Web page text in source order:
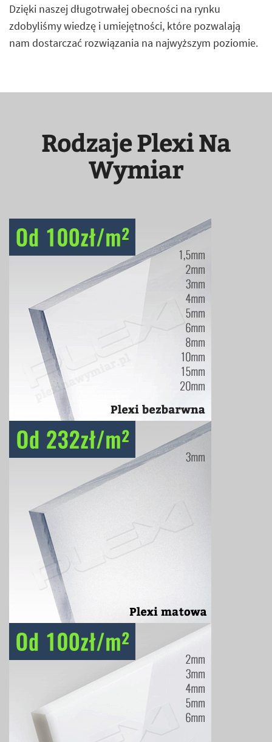
Dzięki naszej długotrwałej obecności na rynku
zdobyliśmy wiedzę i umiejętności, które pozwalają
nam dostarczać rozwiązania na najwyższym poziomie.
Rodzaje Plexi Na
Wymiar